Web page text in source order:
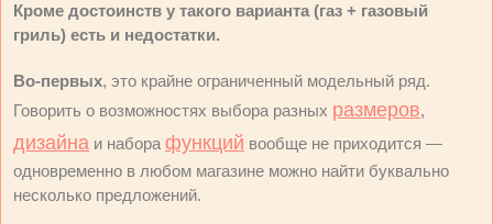
Кроме достоинств у такого варианта (газ + газовый
гриль) есть и недостатки.
Во-первых, это крайне ограниченный модельный ряд.
Говорить о возможностях выбора разных размеров,
дизайна и набора функций вообще не приходится —
одновременно в любом магазине можно найти буквально
несколько предложений.